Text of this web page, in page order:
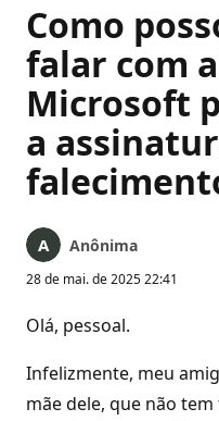
Como
falar com
Microsoft
a
Anônima
28 de mai. de 2025 22:41
Olá, pessoal.
Infelizmente, meu
mãe dele, que não